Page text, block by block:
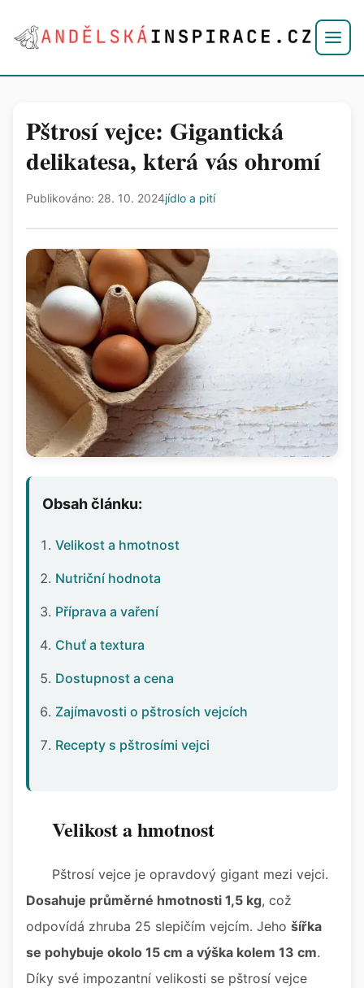
Pštrosí vejce: Gigantická
delikatesa, která vás ohromí
Publikováno: 28. 10. 2024jídlo a pití
Obsah článku:
Velikost a hmotnost
Nutriční hodnota
Příprava a vaření
Chuť a textura
Dostupnost a cena
Zajímavosti o pštrosích vejcích
Recepty s pštrosími vejci
Velikost a hmotnost
Pštrosí vejce je opravdový gigant mezi vejci.
Dosahuje průměrné hmotnosti 1,5 kg, což
odpovídá zhruba 25 slepičím vejcím. Jeho šířka
se pohybuje okolo 15 cm a výška kolem 13 cm.
Díky své impozantní velikosti se pštrosí vejce